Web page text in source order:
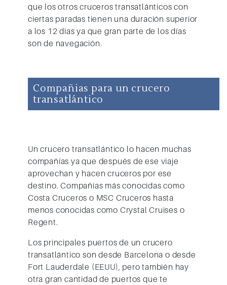
que los otroscruceros transatlánticos con
ciertas paradas tienen una duración superior
a los 12 días ya que gran parte de los días
son de navegación.
Compañias para un crucero
transatlántico
Un crucero transatlántico lo hacen muchas
compañías ya que después de ese viaje
aprovechan y hacen cruceros por ese
destino. Compañías más conocidas como
Costa Cruceros o MSC Cruceros hasta
menos conocidas como Crystal Cruises o
Regent.
Los principales puertos de un crucero
transatlántico son desde Barcelona o desde
Fort Lauderdale (EEUU), pero también hay
otra gran cantidad de puertos que te